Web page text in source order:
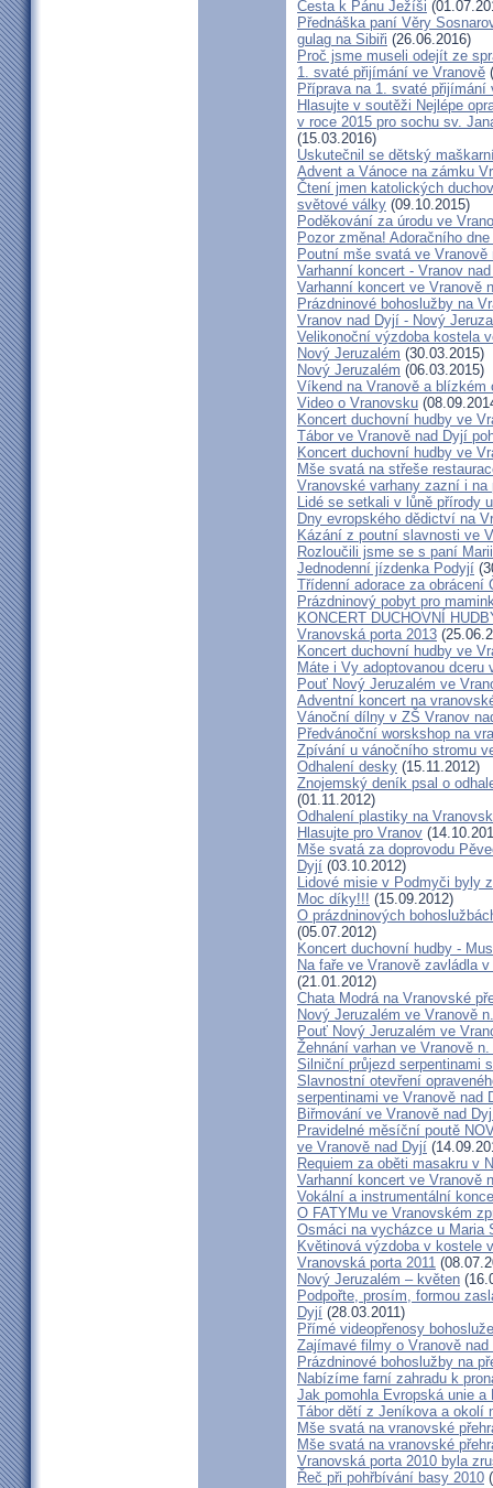
Cesta k Pánu Ježíši
Přednáška paní Věry
gulag na Sibiři (26.06.2016)
Proč jsme museli odejít ze
1. svaté přijímání ve Vranově
Příprava na 1. svaté přijímání
Hlasujte v soutěži Nejlépe
v roce 2015 pro sochu sv.
(15.03.2016)
Uskutečnil se dětský
Advent a Vánoce na zámku
Čtení jmen katolických
světové války (09.10.2015)
Poděkování za úrodu ve
Pozor změna! Adoračního
Poutní mše svatá ve Vranově
Varhanní koncert - Vranov
Varhanní koncert ve Vranově
Prázdninové bohoslužby na
Vranov nad Dyjí - Nový
Velikonoční výzdoba kostela
Nový Jeruzalém (30.03.2015)
Nový Jeruzalém (06.03.2015)
Víkend na Vranově a blízkém
Video o Vranovsku
Koncert duchovní hudby ve
Tábor ve Vranově nad Dyjí
Koncert duchovní hudby ve
Mše svatá na střeše
Vranovské varhany zazní i
Lidé se setkali v lůně přírody
Dny evropského dědictví na
Kázání z poutní slavnosti ve
Rozloučili jsme se s paní
Jednodenní jízdenka Podyjí
Třídenní adorace za obrácení
Prázdninový pobyt pro
KONCERT DUCHOVNÍ
Vranovská porta 2013
Koncert duchovní hudby ve
Máte i Vy adoptovanou dceru
Pouť Nový Jeruzalém ve
Adventní koncert na
Vánoční dílny v ZŠ Vranov
Předvánoční worskshop na
Zpívání u vánočního stromu
Odhalení desky (15.11.2012)
Znojemský deník psal o
(01.11.2012)
Odhalení plastiky na
Hlasujte pro Vranov
Mše svatá za doprovodu
Dyjí (03.10.2012)
Lidové misie v Podmyči byly
Moc díky!!! (15.09.2012)
O prázdninových
(05.07.2012)
Koncert duchovní hudby -
Na faře ve Vranově zavládla
(21.01.2012)
Chata Modrá na Vranovské
Nový Jeruzalém ve Vranově
Pouť Nový Jeruzalém ve
Žehnání varhan ve Vranově
Silniční průjezd serpentinami
Slavnostní otevření
serpentinami ve Vranově nad
Biřmování ve Vranově nad
Pravidelné měsíční poutě
ve Vranově nad Dyjí
Requiem za oběti masakru v
Varhanní koncert ve Vranově
Vokální a instrumentální
O FATYMu ve Vranovském
Osmáci na vycházce u Maria
Květinová výzdoba v kostele
Vranovská porta 2011
Nový Jeruzalém – květen
Podpořte, prosím, formou
Dyjí (28.03.2011)
Přímé videopřenosy
Zajímavé filmy o Vranově nad
Prázdninové bohoslužby na
Nabízíme farní zahradu k
Jak pomohla Evropská unie
Tábor dětí z Jeníkova a okolí
Mše svatá na vranovské
Mše svatá na vranovské
Vranovská porta 2010 byla
Řeč při pohřbívání basy 2010